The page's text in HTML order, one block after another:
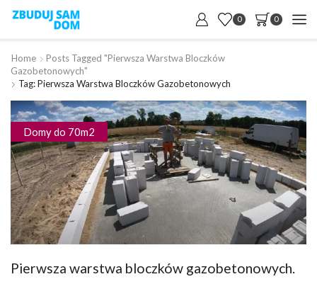
0 0
Home
Posts Tagged "Pierwsza Warstwa Bloczków
Gazobetonowych"
Tag: Pierwsza Warstwa Bloczków Gazobetonowych
Domy do 70m2
Pierwsza warstwa bloczków gazobetonowych.